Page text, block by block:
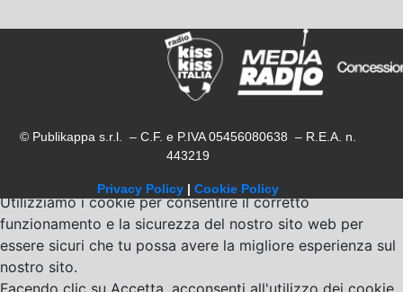
© Publikappa s.r.l. – C.F. e P.IVA 05456080638 – R.E.A. n.
443219
Privacy Policy | Cookie Policy
Utilizziamo i cookie per consentire il corretto
funzionamento e la sicurezza del nostro sito web per
essere sicuri che tu possa avere la migliore esperienza sul
nostro sito.
Facendo clic su Accetta, acconsenti all'utilizzo dei cookie